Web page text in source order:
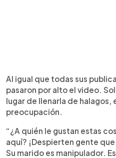
Al igual que todas sus
pasaron por alto el video.
lugar de llenarla de halagos,
preocupación.
“¿A quién le gustan estas
aquí? ¡Despierten gente
Su marido es manipulador.